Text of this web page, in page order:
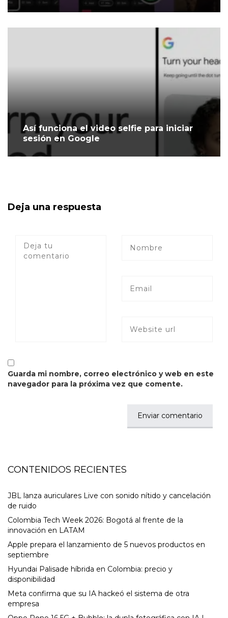
Así funciona el video selfie para iniciar
sesión en Google
Deja una respuesta
Guarda mi nombre, correo electrónico y web en este
navegador para la próxima vez que comente.
CONTENIDOS RECIENTES
JBL lanza auriculares Live con sonido nítido y cancelación
de ruido
Colombia Tech Week 2026: Bogotá al frente de la
innovación en LATAM
Apple prepara el lanzamiento de 5 nuevos productos en
septiembre
Hyundai Palisade híbrida en Colombia: precio y
disponibilidad
Meta confirma que su IA hackeó el sistema de otra
empresa